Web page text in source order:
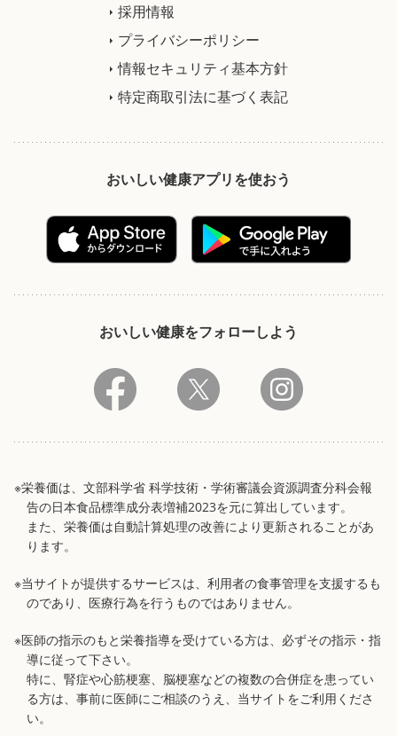
採用情報
プライバシーポリシー
情報セキュリティ基本方針
特定商取引法に基づく表記
おいしい健康アプリを使おう
おいしい健康をフォローしよう
※栄養価は、文部科学省 科学技術・学術審議会資源調査分科会報
告の日本食品標準成分表増補2023を元に算出しています。
また、栄養価は自動計算処理の改善により更新されることがあ
ります。
※当サイトが提供するサービスは、利用者の食事管理を支援するも
のであり、医療行為を行うものではありません。
※医師の指示のもと栄養指導を受けている方は、必ずその指示・指
導に従って下さい。
特に、腎症や心筋梗塞、脳梗塞などの複数の合併症を患ってい
る方は、事前に医師にご相談のうえ、当サイトをご利用くださ
い。